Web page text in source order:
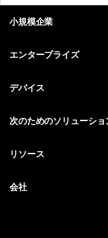
小規模企業
エンタープライズ
デバイス
次のためのソリューショ
リソース
会社